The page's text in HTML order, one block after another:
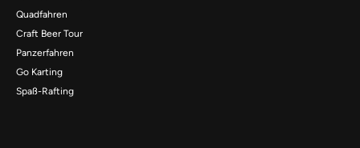
Quadfahren
Craft Beer Tour
Panzerfahren
Go Karting
Spaß-Rafting